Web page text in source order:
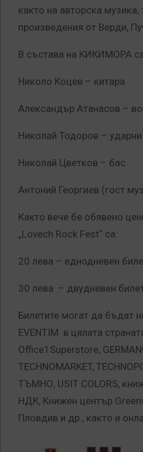
както на авторска музика,
произведения от Верди,
В състава на КИКИМОРА
Николо Коцев – китара
Александър Атанасов –
Николай Тодоров – ударни
Николай Цветков – бас
Антоний Георгиев (гост
Както вече бе обявено
„Lovech Rock Fest“ са:
20 лева – еднодневен
30 лева – двудневен
Билетите могат да бъдат
EVENTIM в цялата
Office1Superstore,
TECHNOMARKET,
ТЪМНО, USIT COLORS,
НДК, Книжен център
Пловдив и др., както и